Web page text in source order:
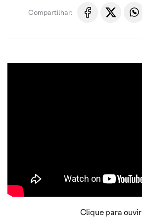
Compartilhar:
Clique para ouvir